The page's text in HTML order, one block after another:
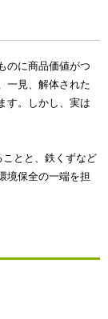
のに商品価値がつ
一見、解体された
す。しかし、実は
ことと、鉄くずなど
境保全の一端を担